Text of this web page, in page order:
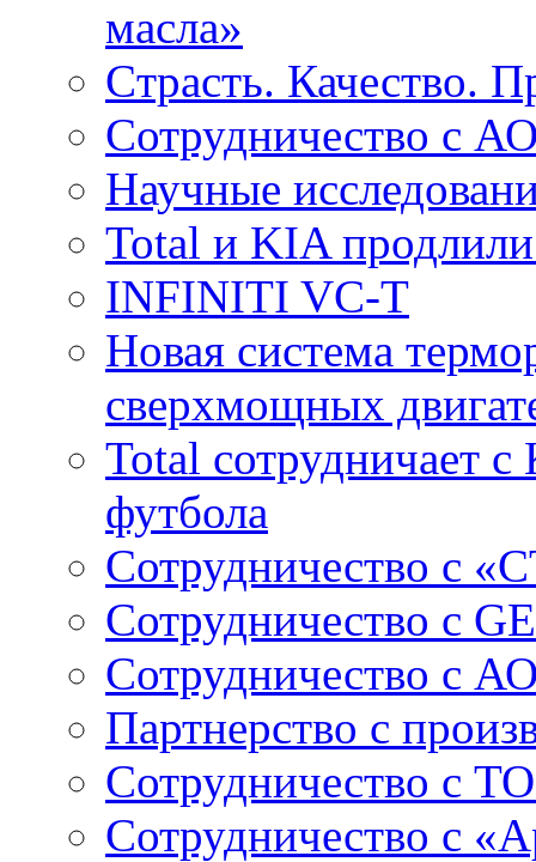
масла»
Cтрасть. Качество.
Сотрудничество с
Научные
Total и KIA продлили
INFINITI VC-T
Новая система
сверхмощных
Total сотрудничает
футбола
Сотрудничество с
Сотрудничество c
Сотрудничество с
Партнерство с
Сотрудничество с
Сотрудничество с